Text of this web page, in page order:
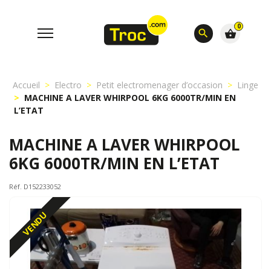
search
0
shopping_basket
Accueil Electro Petit electromenager d’occasion
Linge
MACHINE A LAVER WHIRPOOL 6KG 6000TR/MIN EN
L’ETAT
MACHINE A LAVER WHIRPOOL
6KG 6000TR/MIN EN L’ETAT
Réf. D152233052
VENDU